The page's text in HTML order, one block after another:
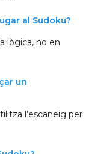
al Sudoku?
lògica, no en
un
l’escaneig per